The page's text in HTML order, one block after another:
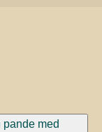
pande med